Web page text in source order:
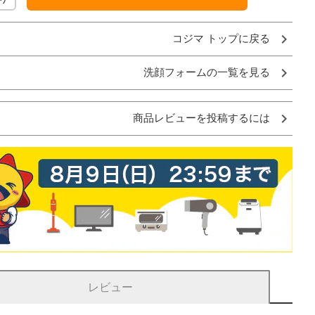
コジマ トップに戻る
洗顔フォームの一覧を見る
商品レビューを投稿するには
レビュー